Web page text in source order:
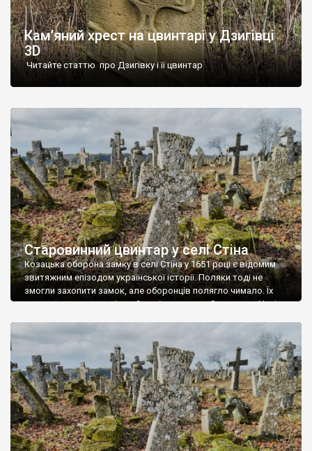
Кам’яний хрест на цвинтарі у Дзигівці
3D
Читайте статтю про Дзигівку і її цвинтар
Старовинний цвинтар у селі Стіна
Козацька оборона замку в селі Стіна у 1651 році є відомим
звитяжним епізодом української історії. Поляки тоді не
змогли захопити замок, але оборонців полягло чимало. Їх
поховали на цвинтарі, який тоді називався Замковим. Нині на
ньому чимало хрестів 19 століття, є такі, де епітафії стер […]